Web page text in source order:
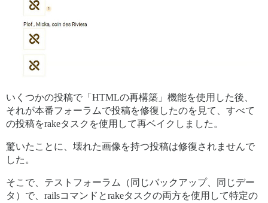
いくつかの投稿で「HTMLの再構築」機能を使用した後、
それが本番フォーラムで投稿を修復したのを見て、すべて
の投稿をrakeタスクを使用して再ベイクしました。
驚いたことに、壊れた画像を持つ投稿は修復されませんで
した。
そこで、テストフォーラム（同じバックアップ、同じデー
タ）で、railsコマンドとrakeタスクの両方を使用して特定の